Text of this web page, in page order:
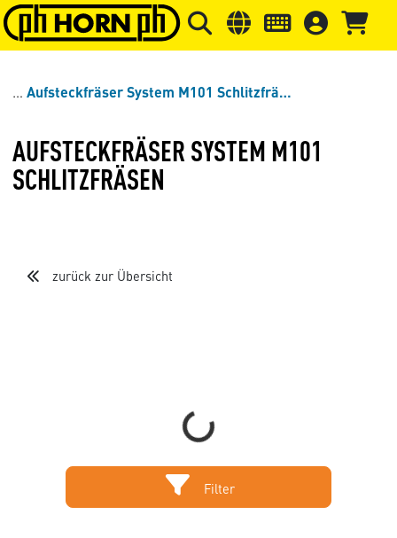
Springe zu Hauptinhalt Springe zum Header Springe
Aufsteckfräser System M101 Schlitzfräsen
AUFSTECKFRÄSER SYSTEM M101
SCHLITZFRÄSEN
zurück zur Übersicht
Loading...
Filter